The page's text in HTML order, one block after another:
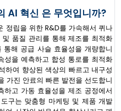
AI 혁신 은 무엇입니까?
정립을 위한 R&D를 가속해서 퀴나
품질 관리를 통해 제조를 최적화
해 공급 사슬 효율성을 개량합니
성을 예측하고 합성 통로를 최적화
하여 향상된 색상의 빠르고 내구성
가진 안료의 빠른 발전을 선도합니
하고 가동 효율성을 제조 공정에서
구는 맞춤형 마케팅 및 제품 개발